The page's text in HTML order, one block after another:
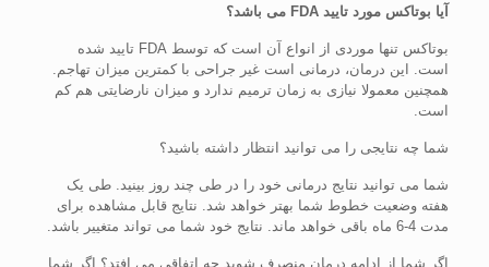
آیا بوتاکس مورد تایید FDA می باشد؟
بوتاکس تنها موردی از انواع آن است که توسط FDA تایید شده
است. این درمان، درمانی است غیر جراحی با کمترین میزان تهاجم.
همچنین معمولا نیازی به زمان ترمیم ندارد و میزان نارضایتی هم کم
است.
شما چه نتایجی را می توانید انتظار داشته باشید؟
شما می توانید نتایج درمانی خود را در طی چند روز بینید. طی یک
هفته وضعیت خطوط شما بهتر خواهد شد. نتایج قابل مشاهده برای
مدت 4-6 ماه باقی خواهد ماند. نتایج خود شما می تواند متغییر باشد.
اگر شما از ادامه درمان منصرف شوید چه اتفاقی می افتد؟ اگر شما